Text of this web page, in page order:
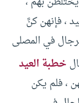
، فإنهن كنَّ
في المصلى
خطبة العيد
، فلم يكن